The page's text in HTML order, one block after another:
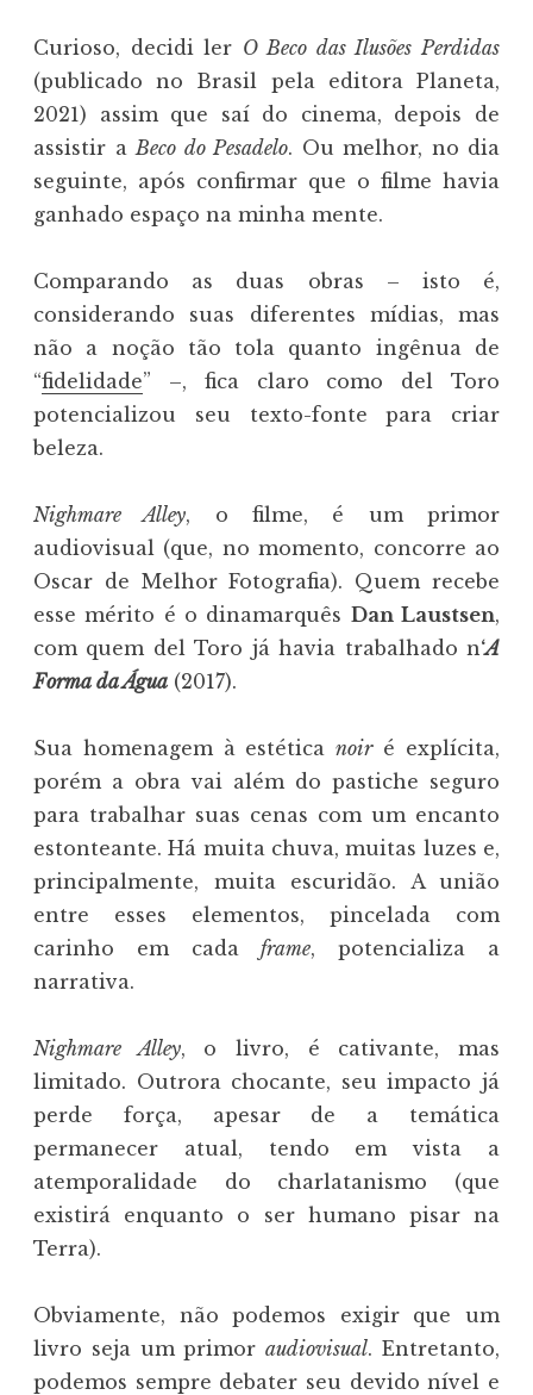
Curioso, decidi ler O Beco das Ilusões Perdidas
(publicado no Brasil pela editora Planeta,
2021) assim que saí do cinema, depois de
assistir a Beco do Pesadelo. Ou melhor, no dia
seguinte, após confirmar que o filme havia
ganhado espaço na minha mente.
Comparando as duas obras – isto é,
considerando suas diferentes mídias, mas
não a noção tão tola quanto ingênua de
“fidelidade” –, fica claro como del Toro
potencializou seu texto-fonte para criar
beleza.
Nighmare Alley, o filme, é um primor
audiovisual (que, no momento, concorre ao
Oscar de Melhor Fotografia). Quem recebe
esse mérito é o dinamarquês Dan Laustsen,
com quem del Toro já havia trabalhado n‘A
Forma da Água (2017).
Sua homenagem à estéticanoiré explícita,
porém a obra vai além do pastiche seguro
para trabalhar suas cenas com um encanto
estonteante. Há muita chuva, muitas luzes e,
principalmente, muita escuridão. A união
entre esses elementos, pincelada com
carinho em cada frame, potencializa a
narrativa.
Nighmare Alley, o livro, é cativante, mas
limitado. Outrora chocante, seu impacto já
perde força, apesar de a temática
permanecer atual, tendo em vista a
atemporalidade do charlatanismo (que
existirá enquanto o ser humano pisar na
Terra).
Obviamente, não podemos exigir que um
livro seja um primoraudiovisual. Entretanto,
podemos sempre debater seu devido nível e